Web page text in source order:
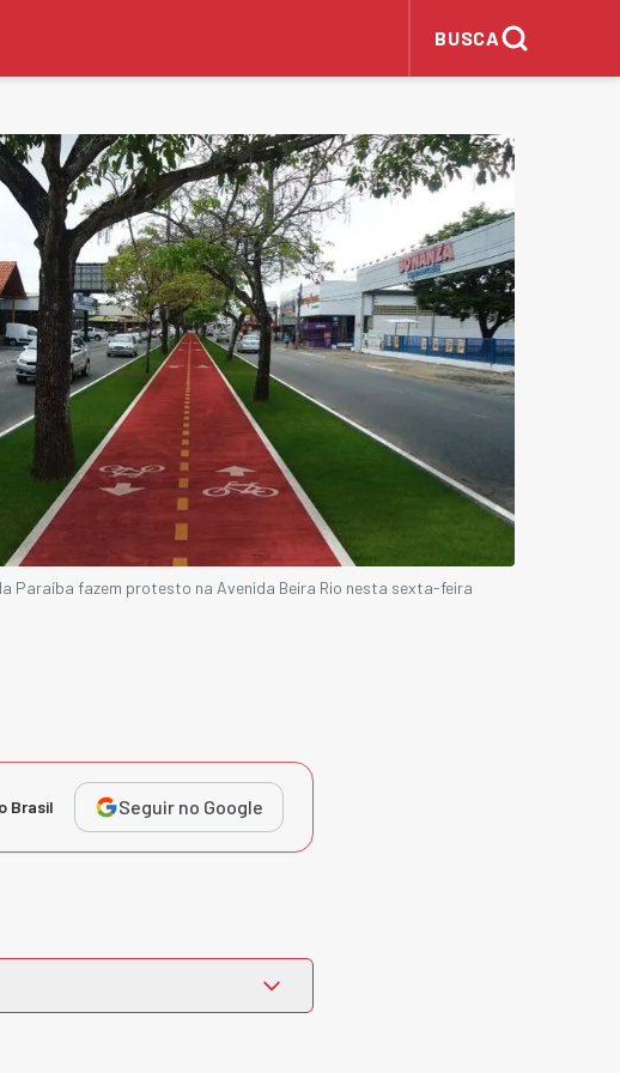
BUSCA
Paraíba fazem protesto na Avenida Beira Rio nesta sexta-feira
Brasil Seguir no Google